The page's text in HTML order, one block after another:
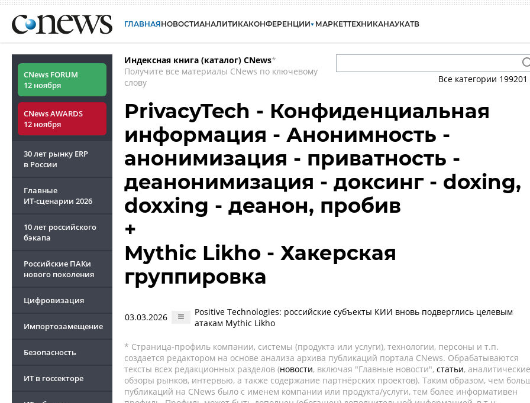
ГЛАВНАЯНОВОСТИАНАЛИТИКАКОНФЕРЕНЦИИ МАРКЕТТЕХНИКАНАУКАТВ
CNews FORUM
12 ноября
CNews AWARDS
12 ноября
30 лет рынку ERP
в России
Главные
ИТ-сценарии 2026
10 лет российского
бэкапа
Российские ПАКи
нового поколения
Цифровизация
Импортозамещение
Безопасность
ИТ в госсекторе
Индексная книга (каталог) CNews*
Получите все материалы CNews по ключевому
слову
Все категории 199201
PrivacyTech - Конфиденциальная
информация - Анонимность -
анонимизация - приватность -
деанонимизация - доксинг - doxing,
doxxing - деанон, пробив
+
Mythic Likho - Хакерская
группировка
03.03.2026
Positive Technologies: российские субъекты КИИ вновь подверглись целевым
атакам Mythic Likho
* Страница-профиль компании, системы (продукта или услуги), технологии, персоны и т.п.
создается редактором на основе анализа архива публикаций портала CNews. Обрабатываются
тексты всех редакционных разделов (новости, включая "Главные новости", статьи, аналитические
обзоры рынков, интервью, а также содержание партнёрских проектов). Таким образом, чем
публикаций на CNews было с именем компании или продукта/услуги, тем более информативен